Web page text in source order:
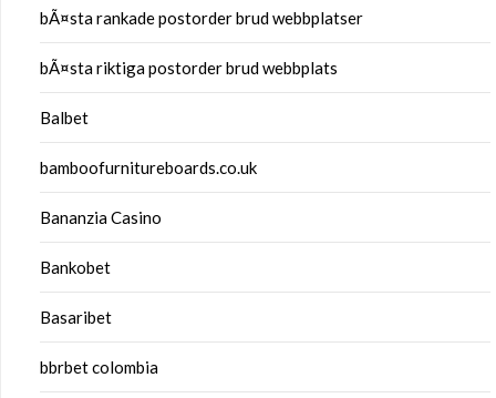
bÃ¤sta rankade postorder brud webbplatser
bÃ¤sta riktiga postorder brud webbplats
Balbet
bamboofurnitureboards.co.uk
Bananzia Casino
Bankobet
Basaribet
bbrbet colombia